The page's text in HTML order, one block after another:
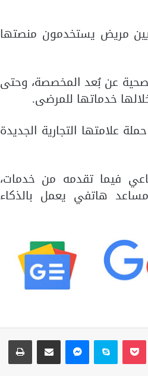
ملايين مريض يستخدمون منصتها
الرعاية الصحية عن بُعد المخصصة، وحتى
أطلقت زوك دوك حملة علامتها التجارية الجديدة
الاصطناعي فيما تقدمه من خدمات،
هاتفي يعمل بالذكاء
سكايب